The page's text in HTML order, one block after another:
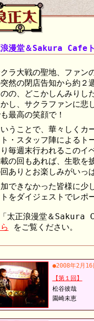
浪漫堂＆Sakura Cafe
ラ大戦の聖地、ファ
然の閉店告知から約２
のの、どこかしんみりし
かし、サクラファンに悲
最高の笑顔で！
うことで、華々しくカ
・スタッフ陣による
毎週末行われるこのイ
の回もあれば、生歌を
ありとお楽しみがいっ
できなかった皆様に少
をダイジェストでレポ
太正浪漫堂＆Sakura
をご覧ください。
●2008年2月16
【第１回】
松谷彼哉
園崎未恵